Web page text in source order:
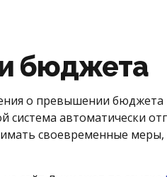
бюджета
о превышении
автоматически
своевременные